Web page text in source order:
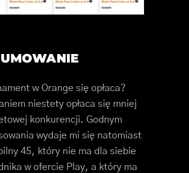
w Orange się opłaca?
niestety opłaca się mniej
konkurencji. Godnym
wydaje mi się natomiast
45, który nie ma dla siebie
w ofercie Play, a który ma